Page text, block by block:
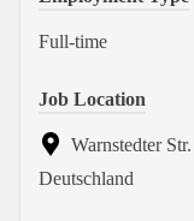
Full-time
Job Location
Warnstedter
Deutschland